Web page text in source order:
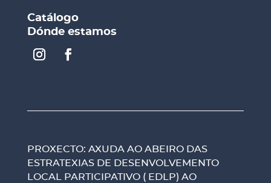
Catálogo
Dónde estamos
PROXECTO: AXUDA AO ABEIRO DAS
ESTRATEXIAS DE DESENVOLVEMENTO
LOCAL PARTICIPATIVO ( EDLP) AO